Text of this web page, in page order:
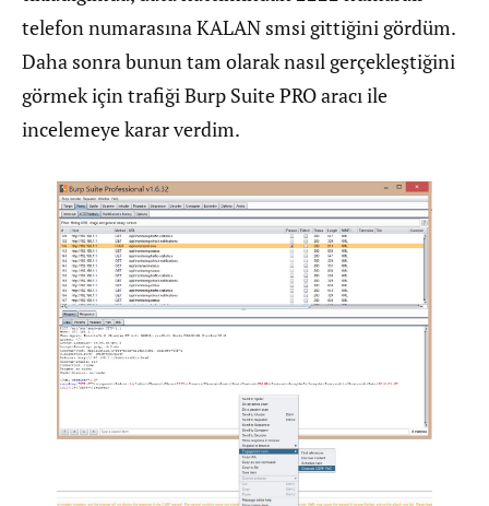
telefon numarasına KALAN smsi gittiğini gördüm.
Daha sonra bunun tam olarak nasıl gerçekleştiğini
görmek için trafiği Burp Suite PRO aracı ile
incelemeye karar verdim.